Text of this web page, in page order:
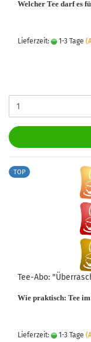
Welcher Tee darf es
Lieferzeit: 1-3 Tage
TOP
Tee-Abo:
Wie praktisch: Tee
Lieferzeit: 1-3 Tage